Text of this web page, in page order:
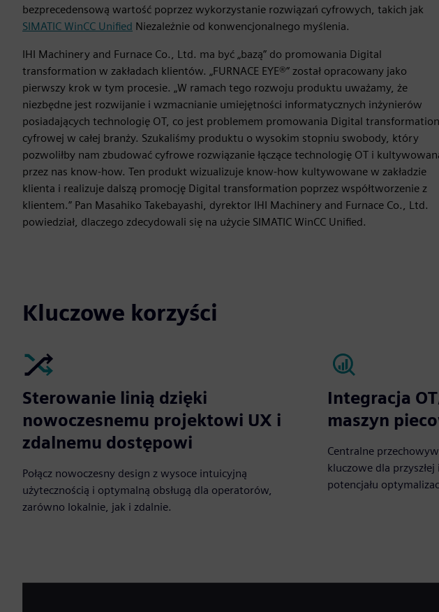
bezprecedensową wartość poprzez wykorzystanie rozwiązań cyfrowych, takich jak
SIMATIC WinCC Unified Niezależnie od konwencjonalnego myślenia.
IHI Machinery and Furnace Co., Ltd. ma być „bazą” do promowania Digital
transformation w zakładach klientów. „FURNACE EYE®” został opracowany jako
pierwszy krok w tym procesie. „W ramach tego rozwoju produktu uważamy, że
niezbędne jest rozwijanie i wzmacnianie umiejętności informatycznych inżynierów
posiadających technologię OT, co jest problemem promowania Digital transformation
cyfrowej w całej branży. Szukaliśmy produktu o wysokim stopniu swobody, który
pozwoliłby nam zbudować cyfrowe rozwiązanie łączące technologię OT i
przez nas know-how. Ten produkt wizualizuje know-how kultywowane w zakładzie
klienta i realizuje dalszą promocję Digital transformation poprzez współtworzenie z
klientem.” Pan Masahiko Takebayashi, dyrektor IHI Machinery and Furnace Co., Ltd.
powiedział, dlaczego zdecydowali się na użycie SIMATIC WinCC Unified.
Kluczowe korzyści
Sterowanie linią dzięki
nowoczesnemu projektowi UX i
zdalnemu dostępowi
Połącz nowoczesny design z wysoce intuicyjną
użytecznością i optymalną obsługą dla operatorów,
zarówno lokalnie, jak i zdalnie.
Integracja
maszyn
Centralne
kluczowe dla
potencjału